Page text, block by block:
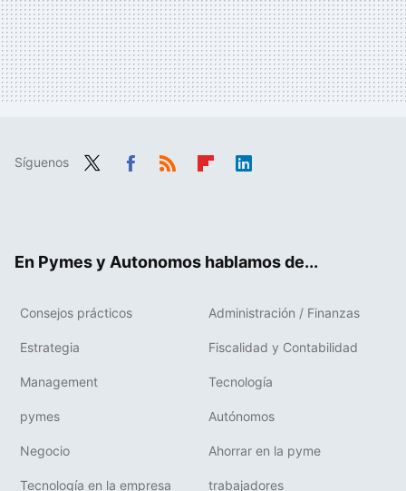
Síguenos
En Pymes y Autonomos hablamos de...
Consejos prácticos Administración / Finanzas
Estrategia Fiscalidad y Contabilidad
Management Tecnología
pymes Autónomos
Negocio Ahorrar en la pyme
Tecnología en la empresa trabajadores